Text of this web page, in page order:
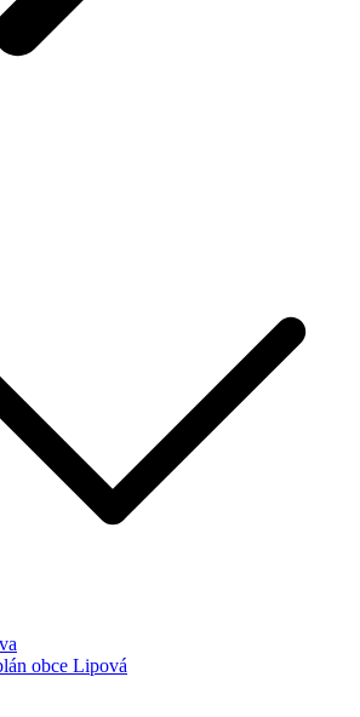
obce Lipová